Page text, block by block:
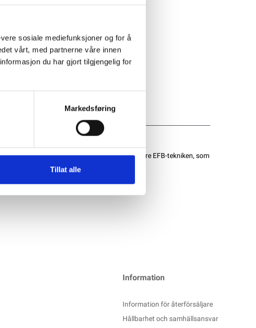
sosiale mediefunksjoner og for å
vårt, med partnerne våre innen
du har gjort tilgjengelig for
Markedsføring
Tillat alle
där hög prestanda är viktigt. Tack vare EFB-tekniken, som
Information
Information för återförsäljare
Hållbarhet och samhällsansvar